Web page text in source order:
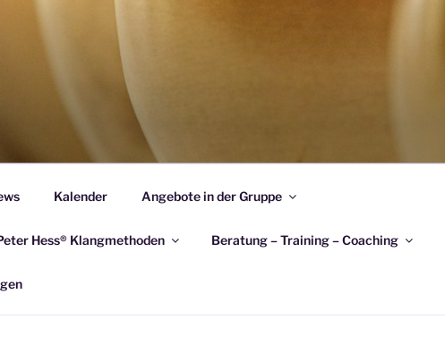
SIGRID HÖHR
Kalender Angebote in der Gruppe
Hess® Klangmethoden Beratung – Training – Coaching